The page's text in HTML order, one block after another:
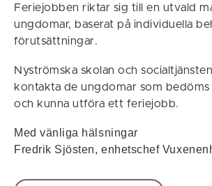
Feriejobben riktar sig till en utvald
ungdomar, baserat på individuella
förutsättningar.
Nyströmska skolan och
kontakta de ungdomar som
och kunna utföra ett feriejobb.
Med vänliga hälsningar
Fredrik Sjösten, enhetschef